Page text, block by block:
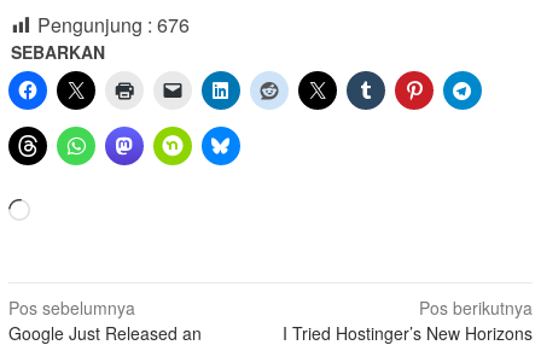
Pengunjung : 676
SEBARKAN
Navigasi
Pos sebelumnya
Google Just Released an
Pos berikutnya
I Tried Hostinger’s New Horizons